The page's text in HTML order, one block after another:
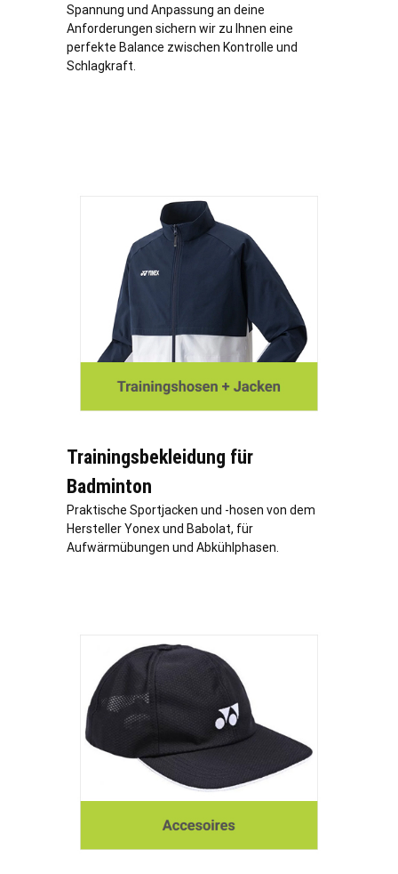
Spannung und Anpassung an deine
Anforderungen sichern wir zu Ihnen eine
perfekte Balance zwischen Kontrolle und
Schlagkraft.
Trainingsbekleidung für
Badminton
Praktische Sportjacken und -hosen von dem
Hersteller Yonex und Babolat, für
Aufwärmübungen und Abkühlphasen.